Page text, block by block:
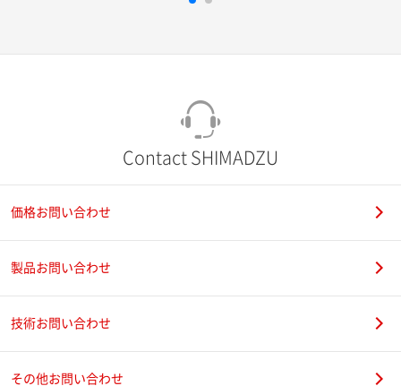
Contact SHIMADZU
価格お問い合わせ
製品お問い合わせ
技術お問い合わせ
その他お問い合わせ